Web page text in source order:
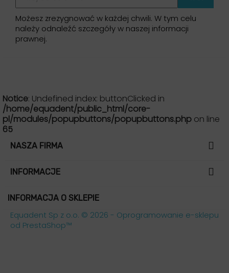
Możesz zrezygnować w każdej chwili. W tym celu
należy odnaleźć szczegóły w naszej informacji
prawnej.
Notice: Undefined index: buttonClicked in
/home/equadent/public_html/core-
pl/modules/popupbuttons/popupbuttons.php on line
65
NASZA FIRMA 
INFORMACJE 
INFORMACJA O SKLEPIE
Equadent Sp z o.o. © 2026 - Oprogramowanie e-sklepu
od PrestaShop™